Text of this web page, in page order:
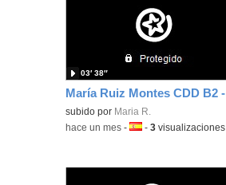
subido por Maria R.
03′ 38″
-hace un mes -Idioma:
-3 visualizaciones